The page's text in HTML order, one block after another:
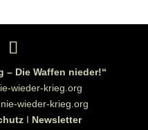
– Die Waffen nieder!“
wieder-krieg.org
wieder-krieg.org
I Newsletter